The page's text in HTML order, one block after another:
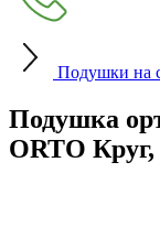
Подушки на
Подушка
ORTO